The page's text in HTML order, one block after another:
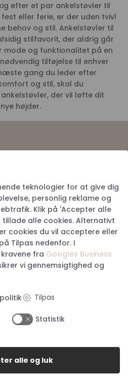
efter et par ankelstøvler til
eller ferie, er der uden tvivl
behov og stil. Ankelstøvler til
stilfavorit, der aldrig går
mode og funktionalitet på en
tilføjelse til enhver
gang du leder efter
og stil, skal du
der vil løfte dit
højder.
teknologier for at give dig
personlig reklame og
Klik på 'Accepter alle
tillade alle cookies. Alternativt
cookies du vil acceptere eller
Tilpas nedenfor. I
fra Googles Business
vi gennemsigtighed og
Tilpas
Statistik
alle og luk